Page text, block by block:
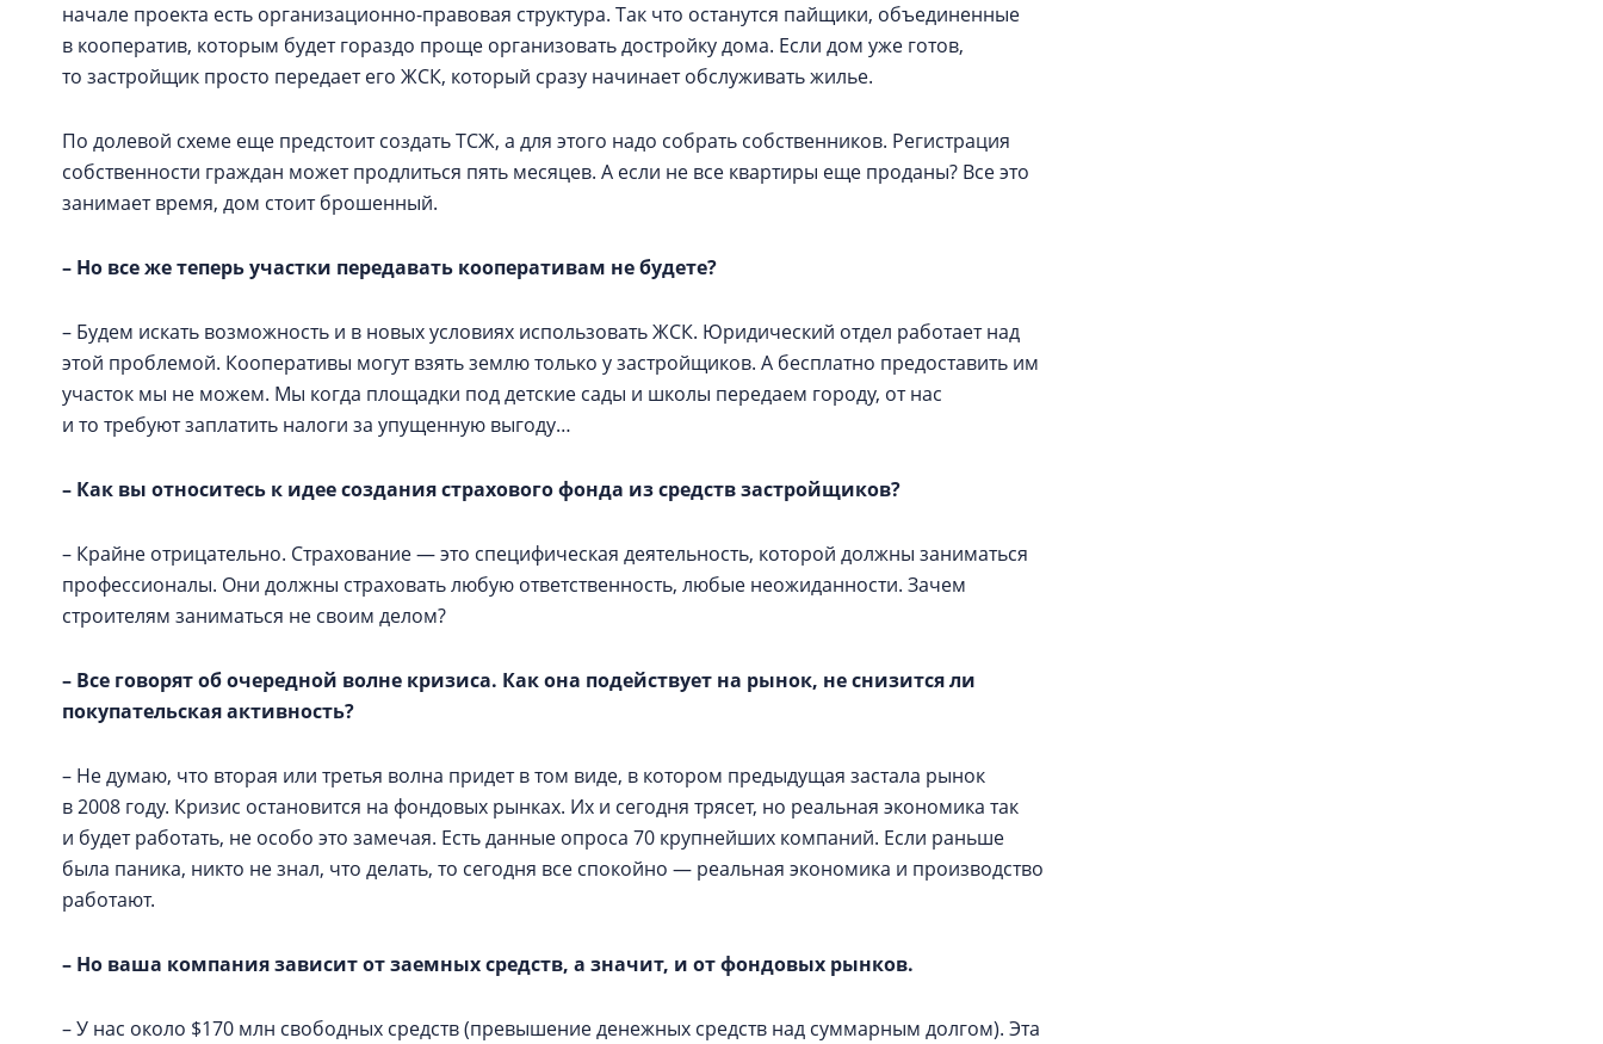
начале проекта есть организационно-правовая структура. Так что останутся пайщики, объединенные
в кооператив, которым будет гораздо проще организовать достройку дома. Если дом уже готов,
то застройщик просто передает его ЖСК, который сразу начинает обслуживать жилье.
По долевой схеме еще предстоит создать ТСЖ, а для этого надо собрать собственников. Регистрация
собственности граждан может продлиться пять месяцев. А если не все квартиры еще проданы? Все это
занимает время, дом стоит брошенный.
– Но все же теперь участки передавать кооперативам не будете?
– Будем искать возможность и в новых условиях использовать ЖСК. Юридический отдел работает над
этой проблемой. Кооперативы могут взять землю только у застройщиков. А бесплатно предоставить им
участок мы не можем. Мы когда площадки под детские сады и школы передаем городу, от нас
и то требуют заплатить налоги за упущенную выгоду…
– Как вы относитесь к идее создания страхового фонда из средств застройщиков?
– Крайне отрицательно. Страхование — это специфическая деятельность, которой должны заниматься
профессионалы. Они должны страховать любую ответственность, любые неожиданности. Зачем
строителям заниматься не своим делом?
– Все говорят об очередной волне кризиса. Как она подействует на рынок, не снизится ли
покупательская активность?
– Не думаю, что вторая или третья волна придет в том виде, в котором предыдущая застала рынок
в 2008 году. Кризис остановится на фондовых рынках. Их и сегодня трясет, но реальная экономика так
и будет работать, не особо это замечая. Есть данные опроса 70 крупнейших компаний. Если раньше
была паника, никто не знал, что делать, то сегодня все спокойно — реальная экономика и производство
работают.
– Но ваша компания зависит от заемных средств, а значит, и от фондовых рынков.
– У нас около $170 млн свободных средств (превышение денежных средств над суммарным долгом). Эта